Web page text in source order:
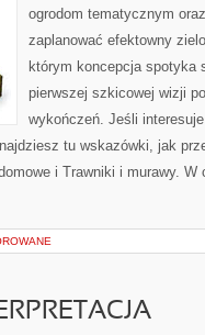
ogrodom tematycznym
zaplanować efektowny
którym koncepcja spotyka
pierwszej szkicowej wizji
wykończeń. Jeśli
tu wskazówki, jak
i Trawniki i murawy.